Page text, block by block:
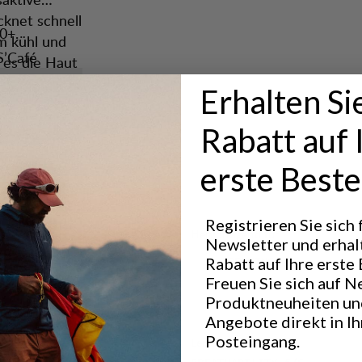
schnell
kühl und
die Haut
Hervorragend für
LIGHT & TECH
TREKKING
Leistung
Erhalten
Rabatt auf
erste
Registrieren Sie sich
Newsletter und
Rabatt auf Ihre erste
Freuen Sie sich auf
Produktneuheiten
Angebote direkt in
Posteingang.